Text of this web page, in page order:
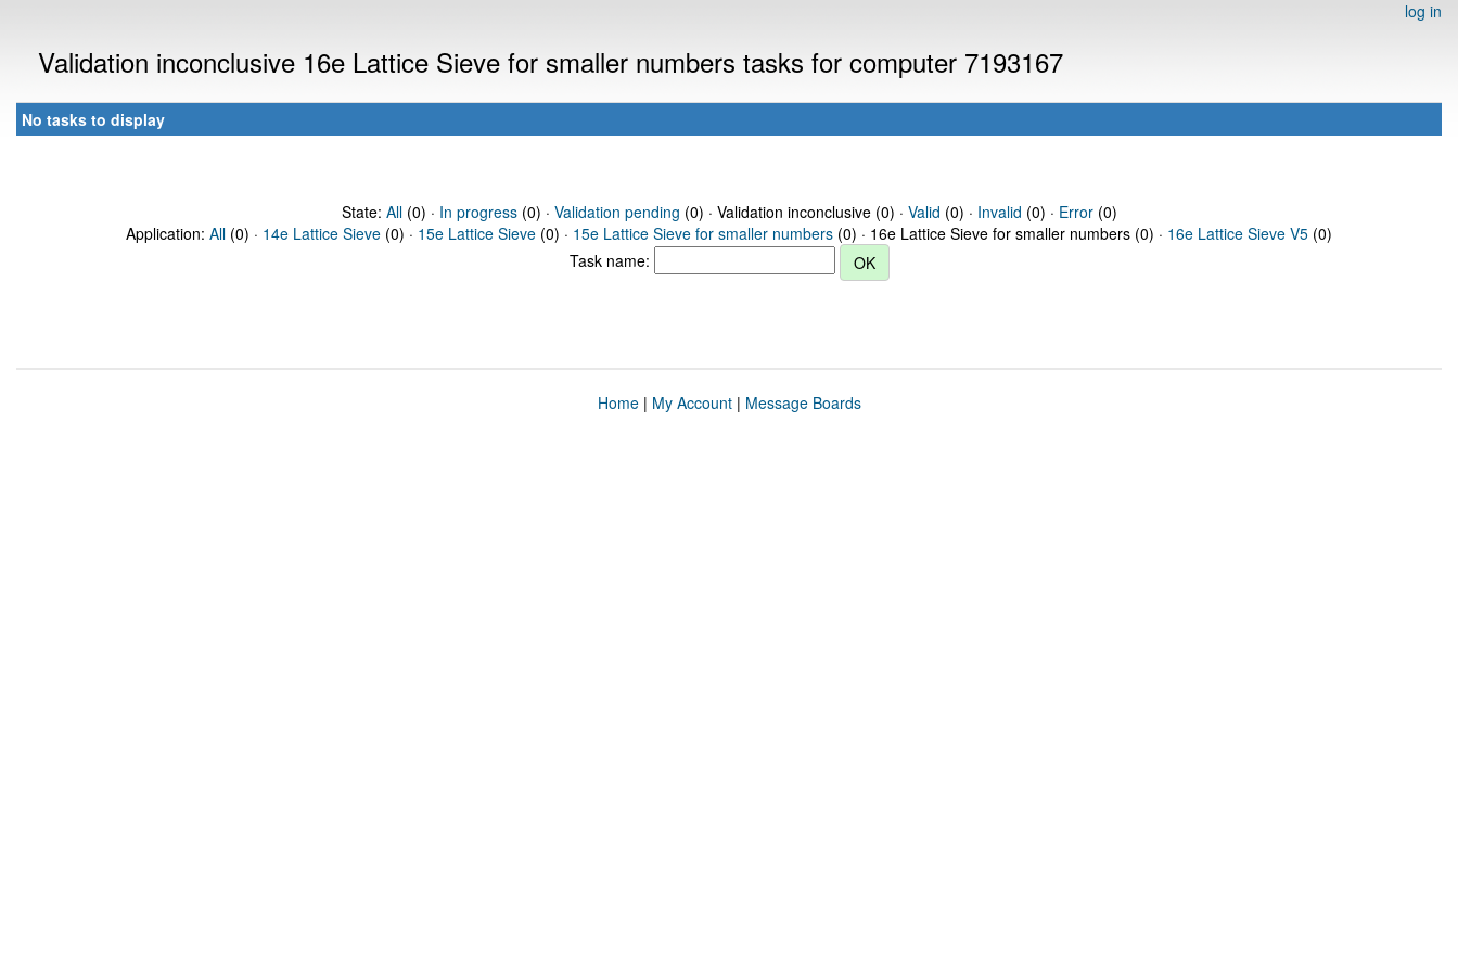
log in
Validation inconclusive 16e Lattice Sieve for smaller numbers tasks for computer 7193167
No tasks to display
State: All(0) · In progress(0) · Validation pending (0) · Validation inconclusive (0) · Valid (0) · Invalid (0) · Error(0)
Application: All (0) · 14e Lattice Sieve (0) · 15e Lattice Sieve (0) · 15e Lattice Sieve for smaller numbers (0) · 16e Lattice Sieve for smaller numbers (0) · 16e Lattice Sieve V5 (0)
Task name:
Home| My Account| Message Boards